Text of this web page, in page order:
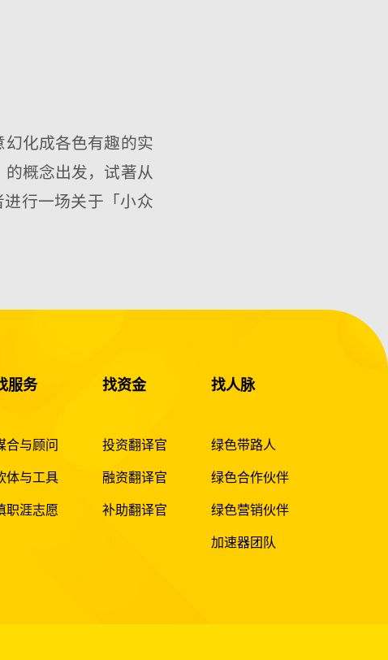
化成各色有趣的实
概念出发，试著从
行一场关于「小众
服务
合与顾问
体与工具
职涯志愿
找资金
投资翻译官
融资翻译官
补助翻译官
找人脉
绿色带路人
绿色合作伙伴
绿色营销伙伴
加速器团队